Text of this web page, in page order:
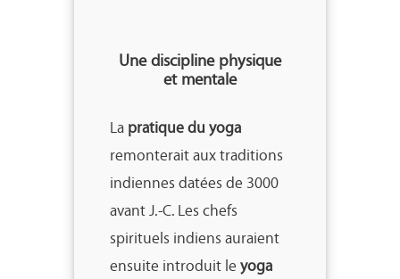
Une discipline physique
et mentale
Lapratique du yoga
remonterait aux traditions
indiennes datées de 3000
avant J.-C. Les chefs
spirituels indiens auraient
ensuite introduit leyoga